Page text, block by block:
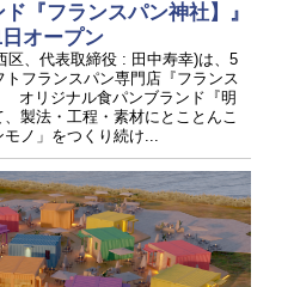
『フランスパン神社】』
オープン
区、代表取締役 : 田中寿幸)は、5
フランスパン専門店『フランス
オリジナル食パンブランド『明
製法・工程・素材にとことんこ
ノ」をつくり続け...